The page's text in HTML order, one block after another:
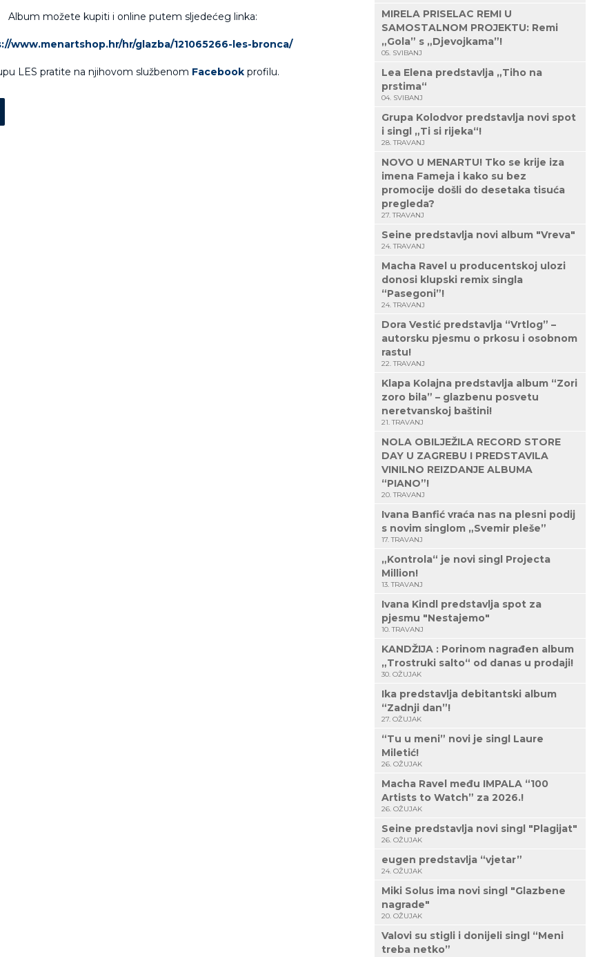
Album možete kupiti i online putem sljedećeg linka:
www.menartshop.hr/hr/glazba/121065266-les-bronca/
LES pratite na njihovom službenom Facebook profilu.
MIRELA PRISELAC REMI U
SAMOSTALNOM PROJEKTU: Remi
„Gola” s „Djevojkama”!
05. SVIBANJ
Lea Elena predstavlja „Tiho na
prstima“
04. SVIBANJ
Grupa Kolodvor predstavlja novi spot
i singl „Ti si rijeka“!
28. TRAVANJ
NOVO U MENARTU! Tko se krije iza
imena Fameja i kako su bez
promocije došli do desetaka tisuća
pregleda?
27. TRAVANJ
Seine predstavlja novi album "Vreva"
24. TRAVANJ
Macha Ravel u producentskoj ulozi
donosi klupski remix singla
“Pasegoni”!
24. TRAVANJ
Dora Vestić predstavlja “Vrtlog” –
autorsku pjesmu o prkosu i osobnom
rastu!
22. TRAVANJ
Klapa Kolajna predstavlja album “Zori
zoro bila” – glazbenu posvetu
neretvanskoj baštini!
21. TRAVANJ
NOLA OBILJEŽILA RECORD STORE
DAY U ZAGREBU I PREDSTAVILA
VINILNO REIZDANJE ALBUMA
“PIANO”!
20. TRAVANJ
Ivana Banfić vraća nas na plesni podij
s novim singlom „Svemir pleše”
17. TRAVANJ
„Kontrola“ je novi singl Projecta
Million!
13. TRAVANJ
Ivana Kindl predstavlja spot za
pjesmu "Nestajemo"
10. TRAVANJ
KANDŽIJA : Porinom nagrađen album
„Trostruki salto“ od danas u prodaji!
30. OŽUJAK
Ika predstavlja debitantski album
“Zadnji dan”!
27. OŽUJAK
“Tu u meni” novi je singl Laure
Miletić!
26. OŽUJAK
Macha Ravel među IMPALA “100
Artists to Watch” za 2026.!
26. OŽUJAK
Seine predstavlja novi singl "Plagijat"
26. OŽUJAK
eugen predstavlja “vjetar”
24. OŽUJAK
Miki Solus ima novi singl "Glazbene
nagrade"
20. OŽUJAK
Valovi su stigli i donijeli singl “Meni
treba netko”